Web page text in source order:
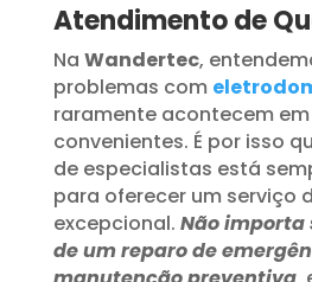
Atendimento de
Na Wandertec,
problemas com
raramente acontecem
convenientes. É por isso
de especialistas está
para oferecer um serviço
excepcional. Não importa
de um reparo de